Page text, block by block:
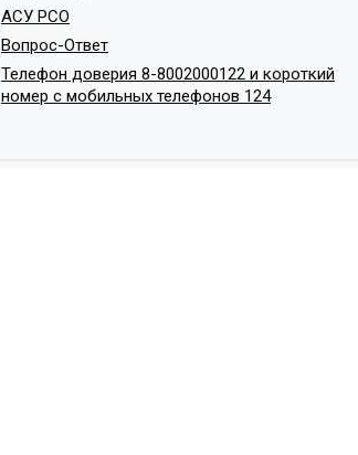
АСУ РСО
Вопрос-Ответ
Телефон доверия 8-8002000122 и короткий
номер с мобильных телефонов 124